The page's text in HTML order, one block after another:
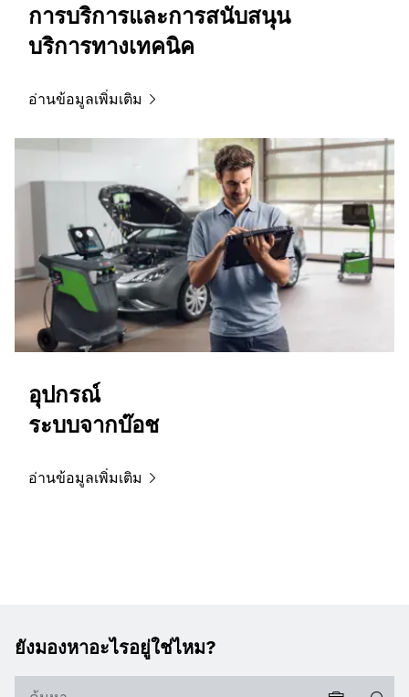
การบริการและการสนับสนุน
บริการทางเทคนิค
อ่านข้อมูลเพิ่มเติม
อุปกรณ์
ระบบจากบ๊อช
อ่านข้อมูลเพิ่มเติม
ยังมองหาอะไรอยู่ใช่ไหม?